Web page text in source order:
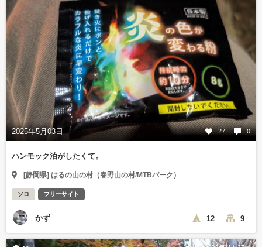
2025年5月03日 27 0
ハンモック泊がしたくて。
[静岡県] はるの山の村（春野山の村/MTBパーク）
ソロ フリーサイト
かず 12 9